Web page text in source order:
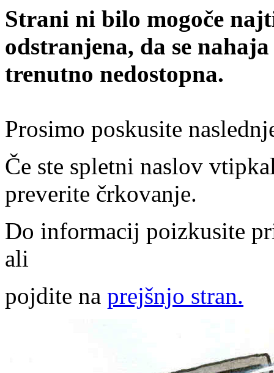
Strani ni bilo mogoče
odstranjena, da se
trenutno nedostopna.
Prosimo poskusite
Če ste spletni naslov
preverite črkovanje.
Do informacij poizkusite
ali
pojdite na prejšnjo stran.